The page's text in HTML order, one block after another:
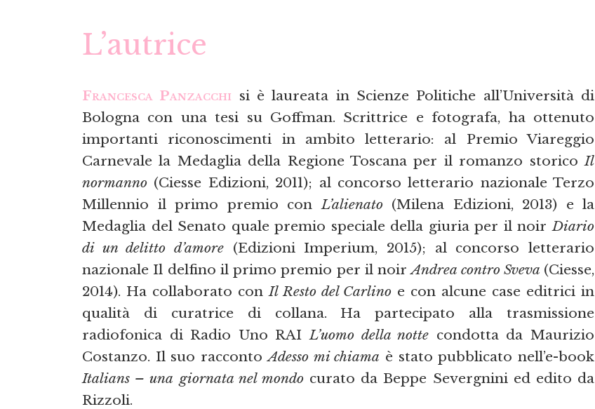
L’autrice
Francesca Panzacchi si è laureata in Scienze Politiche all’Università di
Bologna con una tesi su Goffman. Scrittrice e fotografa, ha ottenuto
importanti riconoscimenti in ambito letterario: al Premio Viareggio
Carnevale la Medaglia della Regione Toscana per il romanzo storico Il
normanno (Ciesse Edizioni, 2011); al concorso letterario nazionale Terzo
Millennio il primo premio con L’alienato(Milena Edizioni, 2013) e la
Medaglia del Senato quale premio speciale della giuria per il noir Diario
di un delitto d’amore (Edizioni Imperium, 2015); al concorso letterario
nazionale Il delfino il primo premio per il noirAndrea contro Sveva (Ciesse,
2014). Ha collaborato con Il Resto del Carlino e con alcune case editrici in
qualità di curatrice di collana. Ha partecipato alla trasmissione
radiofonica di Radio Uno RAI L’uomo della notte condotta da Maurizio
Costanzo. Il suo raccontoAdesso mi chiama è stato pubblicato nell’e-book
Italians – una giornata nel mondocurato da Beppe Severgnini ed edito da
Rizzoli.